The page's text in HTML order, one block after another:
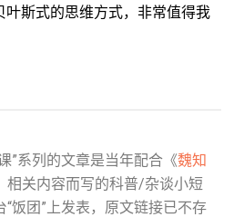
斯式的思维方式，非常值得我
”系列的文章是当年配合《魏知
相关内容而写的科普/杂谈小短
饭团”上发表，原文链接已不存